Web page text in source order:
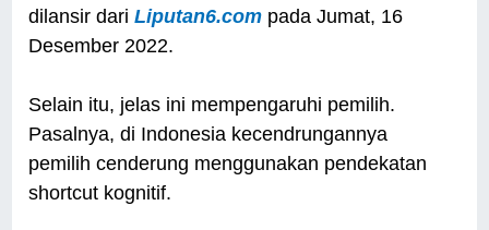
dilansir dariLiputan6.com pada Jumat, 16
Desember 2022.
Selain itu, jelas ini mempengaruhi pemilih.
Pasalnya, di Indonesia kecendrungannya
pemilih cenderung menggunakan pendekatan
shortcut kognitif.